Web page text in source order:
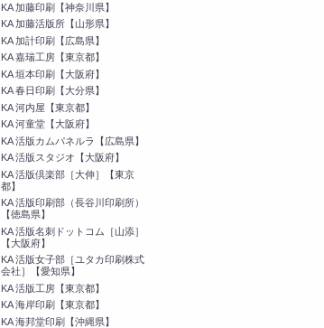
KA 加藤印刷【神奈川県】
KA 加藤活版所【山形県】
KA 加計印刷【広島県】
KA 嘉瑞工房【東京都】
KA 垣本印刷【大阪府】
KA 春日印刷【大分県】
KA 河内屋【東京都】
KA 河童堂【大阪府】
KA 活版カムパネルラ【広島県】
KA 活版スタジオ【大阪府】
KA 活版倶楽部［大伸］【東京
都】
KA 活版印刷部（長谷川印刷所）
【徳島県】
KA 活版名刺ドットコム［山添］
【大阪府】
KA 活版女子部［ユタカ印刷株式
会社］【愛知県】
KA 活版工房【東京都】
KA 海岸印刷【東京都】
KA 海邦堂印刷【沖縄県】